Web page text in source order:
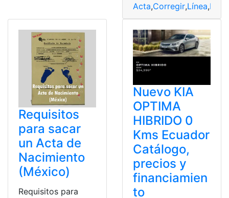
Acta,Corregir,Línea,
Requisitos
para sacar
un Acta de
Nacimiento
(México)
Requisitos para
Nuevo KIA
OPTIMA
HIBRIDO 0
Kms Ecuador
Catálogo,
precios y
financiamien
to